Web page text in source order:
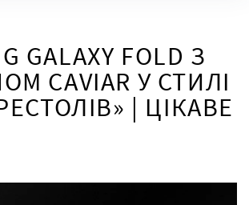
GALAXY FOLD З
CAVIAR У СТИЛІ
| ЦІКАВЕ